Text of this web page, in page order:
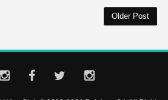
Older Post